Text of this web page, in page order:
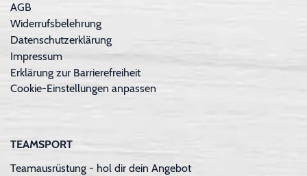
AGB
Widerrufsbelehrung
Datenschutzerklärung
Impressum
Erklärung zur Barrierefreiheit
Cookie-Einstellungen anpassen
TEAMSPORT
Teamausrüstung - hol dir dein Angebot